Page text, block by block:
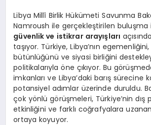
Libya Millî Birlik Hükümeti Savunma
Namroush ile gerçekleştirilen buluşma
güvenlik ve istikrar arayışları
taşıyor. Türkiye, Libya’nın
bütünlüğünü ve siyasi birliğini
politikalarıyla öne çıkıyor. Bu
imkanları ve Libya’daki barış sürecine
potansiyel adımlar üzerinde duruldu.
çok yönlü görüşmeleri, Türkiye’nin dış
etkinliğini ve farklı coğrafyalara uzanan
ortaya koyuyor.